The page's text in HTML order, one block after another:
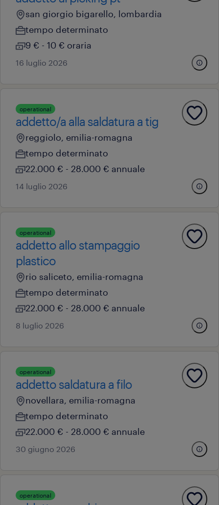
san giorgio bigarello, lombardia
tempo determinato
9 € - 10 € oraria
16 luglio 2026
operational
addetto/a alla saldatura a tig
reggiolo, emilia-romagna
tempo determinato
22.000 € - 28.000 € annuale
14 luglio 2026
operational
addetto allo stampaggio
plastico
rio saliceto, emilia-romagna
tempo determinato
22.000 € - 28.000 € annuale
8 luglio 2026
operational
addetto saldatura a filo
novellara, emilia-romagna
tempo determinato
22.000 € - 28.000 € annuale
30 giugno 2026
operational